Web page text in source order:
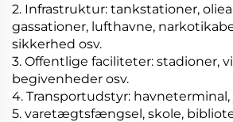
2. Infrastruktur: tankstationer,
gassationer, lufthavne,
sikkerhed osv.
3. Offentlige faciliteter: stadioner,
begivenheder osv.
4. Transportudstyr: havneterminal,
5. varetægtsfængsel, skole,